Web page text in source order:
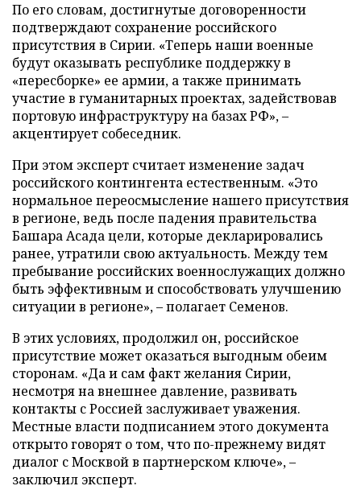
По его словам, достигнутые договоренности
подтверждают сохранение российского
присутствия в Сирии. «Теперь наши военные
будут оказывать республике поддержку в
«пересборке» ее армии, а также принимать
участие в гуманитарных проектах, задействовав
портовую инфраструктуру на базах РФ», –
акцентирует собеседник.
При этом эксперт считает изменение задач
российского контингента естественным. «Это
нормальное переосмысление нашего присутствия
в регионе, ведь после падения правительства
Башара Асада цели, которые декларировались
ранее, утратили свою актуальность. Между тем
пребывание российских военнослужащих должно
быть эффективным и способствовать улучшению
ситуации в регионе», – полагает Семенов.
В этих условиях, продолжил он, российское
присутствие может оказаться выгодным обеим
сторонам. «Да и сам факт желания Сирии,
несмотря на внешнее давление, развивать
контакты с Россией заслуживает уважения.
Местные власти подписанием этого документа
открыто говорят о том, что по-прежнему видят
диалог с Москвой в партнерском ключе», –
заключил эксперт.